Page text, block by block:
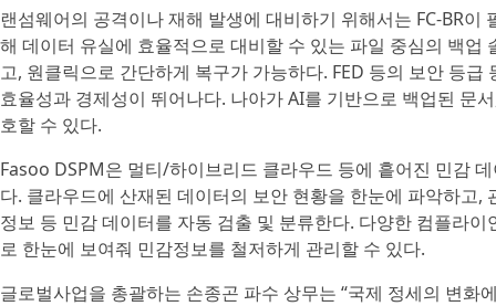
랜섬웨어의 공격이나 재해 발생에 대비하기 위해서는 FC-BR이
해 데이터 유실에 효율적으로 대비할 수 있는 파일 중심의 백
고, 원클릭으로 간단하게 복구가 가능하다. FED 등의 보안 등
효율성과 경제성이 뛰어나다. 나아가 AI를 기반으로 백업된 문
호할 수 있다.
Fasoo DSPM은 멀티/하이브리드 클라우드 등에 흩어진 민감
다. 클라우드에 산재된 데이터의 보안 현황을 한눈에 파악하고
정보 등 민감 데이터를 자동 검출 및 분류한다. 다양한 컴플라
로 한눈에 보여줘 민감정보를 철저하게 관리할 수 있다.
글로벌사업을 총괄하는 손종곤 파수 상무는 “국제 정세의 변화